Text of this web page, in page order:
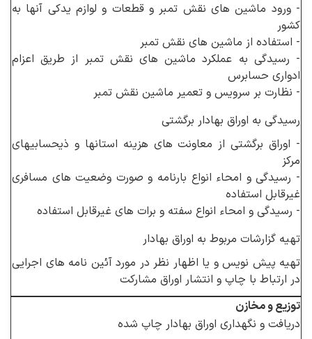
- ورود ماشین های نقش تمبر و قطعات و لوازم یدکی آنها به
کشور
- استفاده از ماشین های نقش تمبر
- رسیدگی به عملکرد ماشین های نقش تمبر از طریق اعزام
ادواری حسابرس
- نظارت بر سرویس و تعمیر ماشین نقش تمبر
رسیدگی به اوراق بهادار برگشتی
- اوراق برگشتی از معاونت های هزینه استانها و ذیحسابیهای
مرکز
- رسیدگی و امحاء انواع بارنامه و صورت وضعیت های مسافری
غیرقابل استفاده
- رسیدگی و امحاء انواع سفته و برات های غیرقابل استفاده
تهیه گزارشات مربوط به اوراق بهادار
تهیه پیش نویس و یا اظهار نظر در مورد آئین نامه های اجرایی
در ارتباط با چاپ و انتشار اوراق مشارکت
توزیع و مخازن
دریافت و نگهداری اوراق بهادار چاپ شده